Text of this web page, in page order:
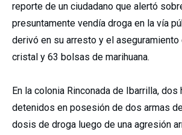
reporte de un ciudadano que alertó
presuntamente vendía droga en la vía
derivó en su arresto y el
cristal y 63 bolsas de marihuana.
En la colonia Rinconada de Ibarrilla,
detenidos en posesión de dos armas
dosis de droga luego de una agresión